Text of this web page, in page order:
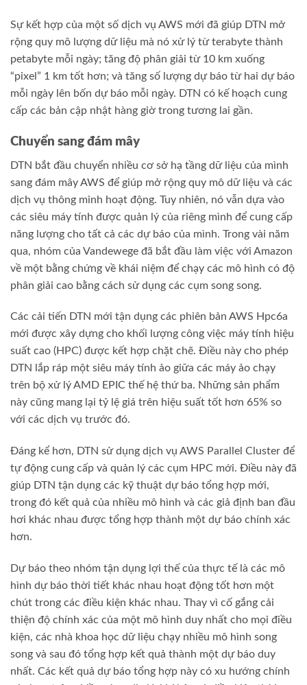
Sự kết hợp của một số dịch vụ AWS mới đã giúp DTN mở
rộng quy mô lượng dữ liệu mà nó xử lý từ terabyte thành
petabyte mỗi ngày; tăng độ phân giải từ 10 km xuống
“pixel” 1 km tốt hơn; và tăng số lượng dự báo từ hai dự báo
mỗi ngày lên bốn dự báo mỗi ngày. DTN có kế hoạch cung
cấp các bản cập nhật hàng giờ trong tương lai gần.
Chuyển sang đám mây
DTN bắt đầu chuyển nhiều cơ sở hạ tầng dữ liệu của mình
sang đám mây AWS để giúp mở rộng quy mô dữ liệu và các
dịch vụ thông minh hoạt động. Tuy nhiên, nó vẫn dựa vào
các siêu máy tính được quản lý của riêng mình để cung cấp
năng lượng cho tất cả các dự báo của mình. Trong vài năm
qua, nhóm của Vandewege đã bắt đầu làm việc với Amazon
về một bằng chứng về khái niệm để chạy các mô hình có độ
phân giải cao bằng cách sử dụng các cụm song song.
Các cải tiến DTN mới tận dụng các phiên bản AWS Hpc6a
mới được xây dựng cho khối lượng công việc máy tính hiệu
suất cao (HPC) được kết hợp chặt chẽ. Điều này cho phép
DTN lắp ráp một siêu máy tính ảo giữa các máy ảo chạy
trên bộ xử lý AMD EPIC thế hệ thứ ba. Những sản phẩm
này cũng mang lại tỷ lệ giá trên hiệu suất tốt hơn 65% so
với các dịch vụ trước đó.
Đáng kể hơn, DTN sử dụng dịch vụ AWS Parallel Cluster để
tự động cung cấp và quản lý các cụm HPC mới. Điều này đã
giúp DTN tận dụng các kỹ thuật dự báo tổng hợp mới,
trong đó kết quả của nhiều mô hình và các giả định ban đầu
hơi khác nhau được tổng hợp thành một dự báo chính xác
hơn.
Dự báo theo nhóm tận dụng lợi thế của thực tế là các mô
hình dự báo thời tiết khác nhau hoạt động tốt hơn một
chút trong các điều kiện khác nhau. Thay vì cố gắng cải
thiện độ chính xác của một mô hình duy nhất cho mọi điều
kiện, các nhà khoa học dữ liệu chạy nhiều mô hình song
song và sau đó tổng hợp kết quả thành một dự báo duy
nhất. Các kết quả dự báo tổng hợp này có xu hướng chính